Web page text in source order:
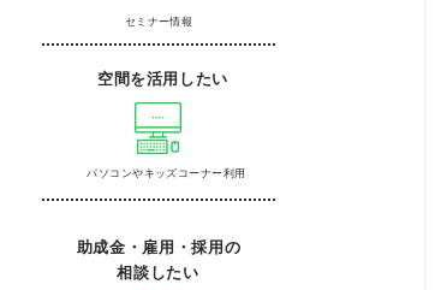
空間を活用したい
パソコンやキッズコーナー利用
相談したい
助成金・雇用・採用の
セミナー情報